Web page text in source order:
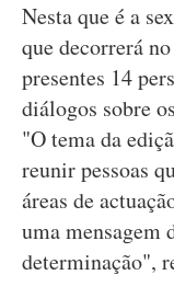
Nesta que é a
que decorrerá
presentes 14
diálogos sobre
"O tema da
reunir pessoas
áreas de
uma mensagem
determinação",